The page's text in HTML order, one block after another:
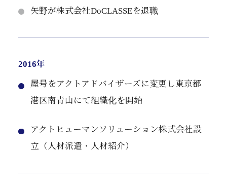
矢野が株式会社DoCLASSEを退職
2016年
屋号をアクトアドバイザーズに変更し東京都
港区南青山にて組織化を開始
アクトヒューマンソリューション株式会社設
立（人材派遣・人材紹介）